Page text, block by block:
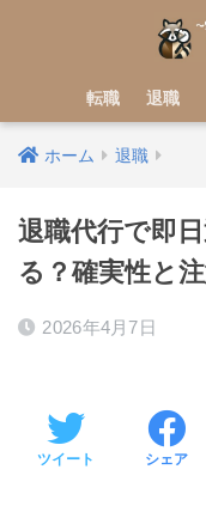
転職 退職
ホーム 退職
退職代行で即
る？確実性と
2026年4月7日
ツイート シェア